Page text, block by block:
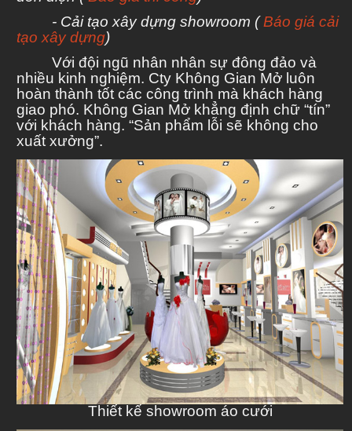
- Cải tạo xây dựng showroom (Báo giá cải
tạo xây dựng)
Với đội ngũ nhân nhân sự đông đảo và
nhiều kinh nghiệm. Cty Không Gian Mở luôn
hoàn thành tốt các công trình mà khách hàng
giao phó. Không Gian Mở khẳng định chữ “tín”
với khách hàng. “Sản phẩm lỗi sẽ không cho
xuất xưởng”.
Thiết kế showroom áo cưới